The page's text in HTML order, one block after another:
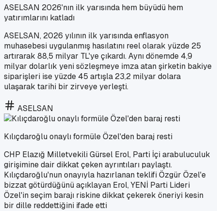
ASELSAN 2026'nın ilk yarısında hem büyüdü hem
yatırımlarını katladı
ASELSAN, 2026 yılının ilk yarısında enflasyon
muhasebesi uygulanmış hasılatını reel olarak yüzde 25
artırarak 88,5 milyar TL'ye çıkardı. Aynı dönemde 4,9
milyar dolarlık yeni sözleşmeye imza atan şirketin bakiye
siparişleri ise yüzde 45 artışla 23,2 milyar dolara
ulaşarak tarihi bir zirveye yerleşti.
ASELSAN
Kılıçdaroğlu onaylı formüle Özel'den baraj resti
CHP Elazığ Milletvekili Gürsel Erol, Parti İçi arabuluculuk
girişimine dair dikkat çeken ayrıntıları paylaştı.
Kılıçdaroğlu'nun onayıyla hazırlanan teklifi Özgür Özel'e
bizzat götürdüğünü açıklayan Erol, YENİ Parti Lideri
Özel'in seçim barajı riskine dikkat çekerek öneriyi kesin
bir dille reddettiğini ifade etti